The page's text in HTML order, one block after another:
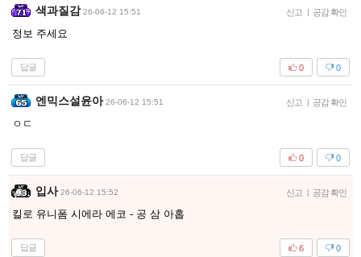
색과질감 26-06-12 15:51 신고 | 공감 확인
정보 주세요
답글 0
0
엔믹스설윤아 26-06-12 15:51 신고 | 공감 확인
ㅇㄷ
답글 0
0
입사 26-06-12 15:52 신고 | 공감 확인
킬로 유니폼 시에라 에코 - 공 삼 아홉
답글 0
6